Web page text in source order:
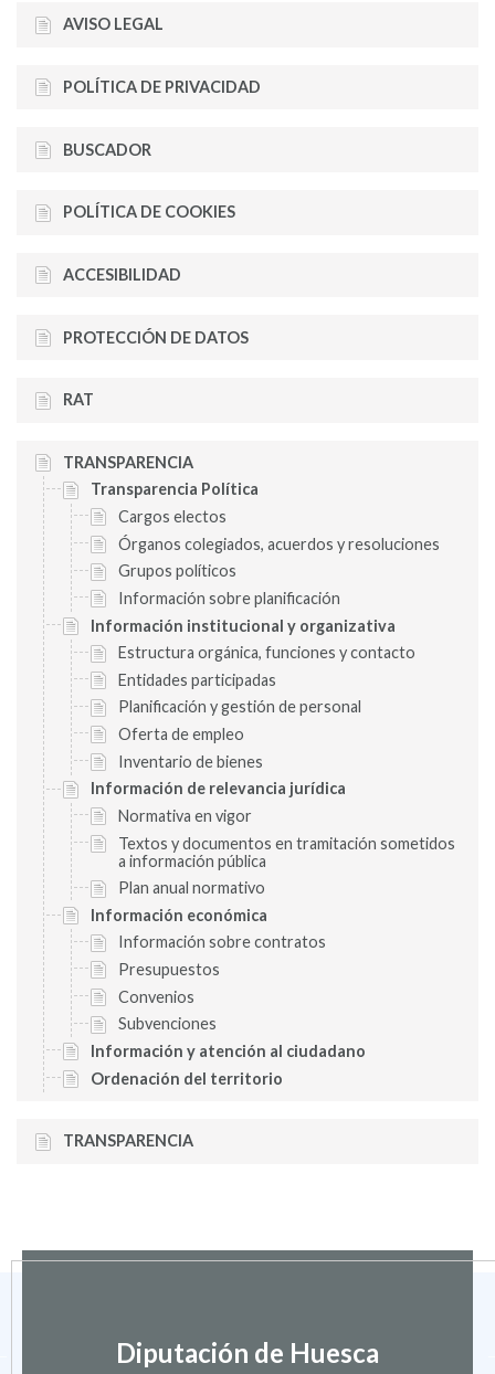
AVISO LEGAL
POLÍTICA DE PRIVACIDAD
BUSCADOR
POLÍTICA DE COOKIES
ACCESIBILIDAD
PROTECCIÓN DE DATOS
RAT
TRANSPARENCIA
Transparencia Política
Cargos electos
Órganos colegiados, acuerdos y resoluciones
Grupos políticos
Información sobre planificación
Información institucional y organizativa
Estructura orgánica, funciones y contacto
Entidades participadas
Planificación y gestión de personal
Oferta de empleo
Inventario de bienes
Información de relevancia jurídica
Normativa en vigor
Textos y documentos en tramitación sometidos
a información pública
Plan anual normativo
Información económica
Información sobre contratos
Presupuestos
Convenios
Subvenciones
Información y atención al ciudadano
Ordenación del territorio
TRANSPARENCIA
Diputación de Huesca